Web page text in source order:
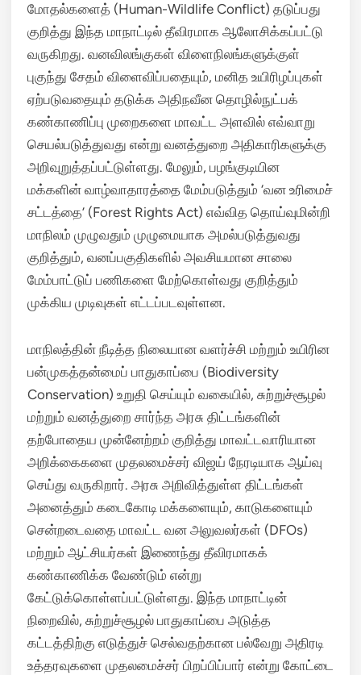
மோதல்களைத் (Human-Wildlife Conflict) தடுப்பது
குறித்து இந்த மாநாட்டில் தீவிரமாக ஆலோசிக்கப்பட்டு
வருகிறது. வனவிலங்குகள் விளைநிலங்களுக்குள்
புகுந்து சேதம் விளைவிப்பதையும், மனித உயிரிழப்புகள்
ஏற்படுவதையும் தடுக்க அதிநவீன தொழில்நுட்பக்
கண்காணிப்பு முறைகளை மாவட்ட அளவில் எவ்வாறு
செயல்படுத்துவது என்று வனத்துறை அதிகாரிகளுக்கு
அறிவுறுத்தப்பட்டுள்ளது. மேலும், பழங்குடியின
மக்களின் வாழ்வாதாரத்தை மேம்படுத்தும் ‘வன உரிமைச்
சட்டத்தை’ (Forest Rights Act) எவ்வித தொய்வுமின்றி
மாநிலம் முழுவதும் முழுமையாக அமல்படுத்துவது
குறித்தும், வனப்பகுதிகளில் அவசியமான சாலை
மேம்பாட்டுப் பணிகளை மேற்கொள்வது குறித்தும்
முக்கிய முடிவுகள் எட்டப்படவுள்ளன.
மாநிலத்தின் நீடித்த நிலையான வளர்ச்சி மற்றும் உயிரின
பன்முகத்தன்மைப் பாதுகாப்பை (Biodiversity
Conservation) உறுதி செய்யும் வகையில், சுற்றுச்சூழல்
மற்றும் வனத்துறை சார்ந்த அரசு திட்டங்களின்
தற்போதைய முன்னேற்றம் குறித்து மாவட்டவாரியான
அறிக்கைகளை முதலமைச்சர் விஜய் நேரடியாக ஆய்வு
செய்து வருகிறார். அரசு அறிவித்துள்ள திட்டங்கள்
அனைத்தும் கடைகோடி மக்களையும், காடுகளையும்
சென்றடைவதை மாவட்ட வன அலுவலர்கள் (DFOs)
மற்றும் ஆட்சியர்கள் இணைந்து தீவிரமாகக்
கண்காணிக்க வேண்டும் என்று
கேட்டுக்கொள்ளப்பட்டுள்ளது. இந்த மாநாட்டின்
நிறைவில், சுற்றுச்சூழல் பாதுகாப்பை அடுத்த
கட்டத்திற்கு எடுத்துச் செல்வதற்கான பல்வேறு அதிரடி
உத்தரவுகளை முதலமைச்சர் பிறப்பிப்பார் என்று கோட்டை